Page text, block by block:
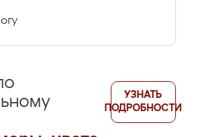
УЗНАТЬ
ПОДРОБНОСТИ